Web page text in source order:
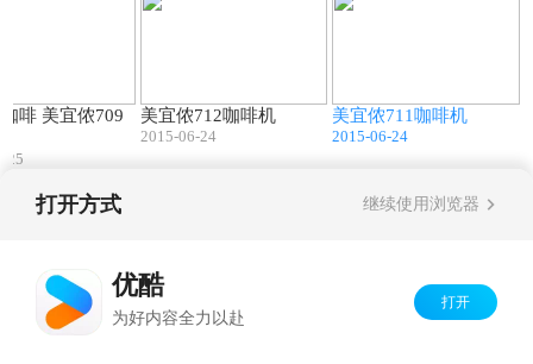
啡 美宜侬709
25
美宜侬712咖啡机
2015-06-24
美宜侬711咖啡机
2015-06-24
打开方式 继续使用浏览器
优酷
为好内容全力以赴
打开